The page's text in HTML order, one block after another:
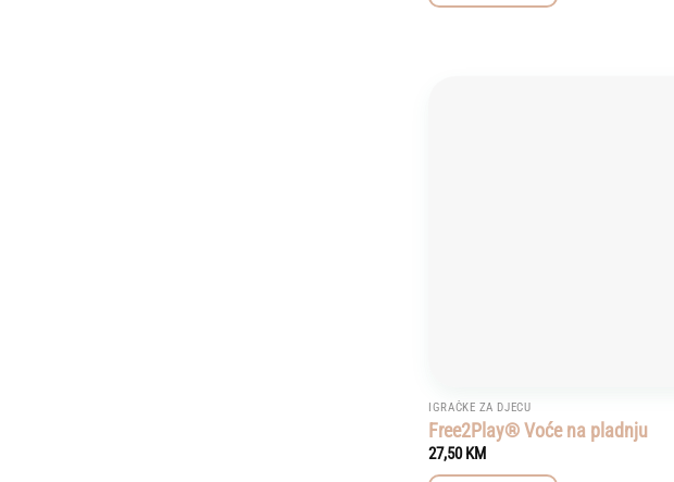
IGRAČKE ZA DJECU
Free2Play® Voće na pladnju
27,50KM